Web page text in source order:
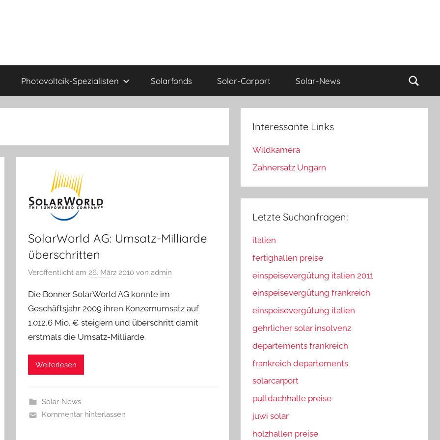
Photovoltaik-Spezialisten Solarfonds Solar-Carport Solar-News
SolarWorld AG: Umsatz-Milliarde
überschritten
Veröffentlicht am26. März 2010 vonadmin
Die Bonner SolarWorld AG konnte im
Geschäftsjahr 2009 ihren Konzernumsatz auf
1.012,6 Mio. € steigern und überschritt damit
erstmals die Umsatz-Milliarde.
Weiterlesen
Solar-News
Kommentar hinterlassen
Interessante Links
Wildkamera
Zahnersatz Ungarn
Letzte Suchanfragen:
italien
fertighallen preise
einspeisevergütung italien 2011
einspeisevergütung frankreich
einspeisevergütung italien
gehrlicher solar insolvenz
departements frankreich
frankreich departements
solarcarport
pultdachhalle preise
juwi solar
holzhallen preise